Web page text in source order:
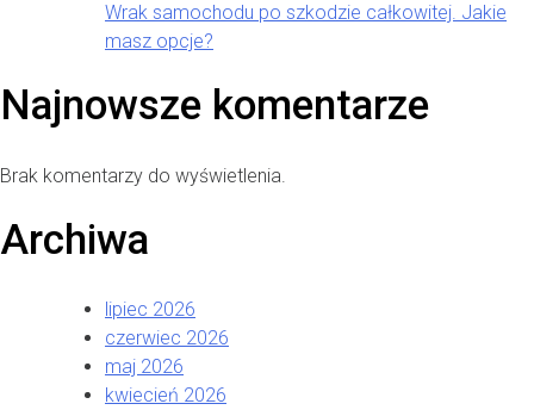
Wrak samochodu po szkodzie całkowitej. Jakie
masz opcje?
Najnowsze komentarze
Brak komentarzy do wyświetlenia.
Archiwa
lipiec 2026
czerwiec 2026
maj 2026
kwiecień 2026